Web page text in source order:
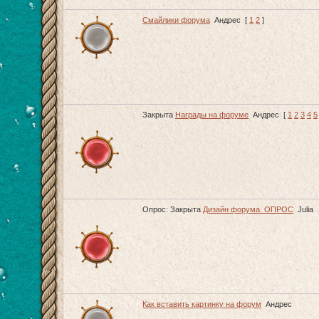
Смайлики форума Андрес [ 1 2 ]
Закрыта Награды на форуме Андрес [ 1 2 3 4 5
Опрос: Закрыта Дизайн форума. ОПРОС Julia
Как вставить картинку на форум Андрес